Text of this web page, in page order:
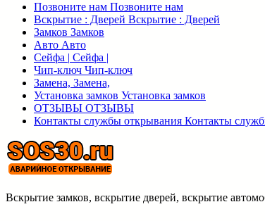
Позвоните нам Позвоните нам
Вскрытие : Дверей Вскрытие : Дверей
Замков Замков
Авто Авто
Сейфа | Сейфа |
Чип-ключ Чип-ключ
Замена, Замена,
Установка замков Установка замков
ОТЗЫВЫ ОТЗЫВЫ
Контакты службы открывания Контакты
Вскрытие замков, вскрытие дверей, вскрытие